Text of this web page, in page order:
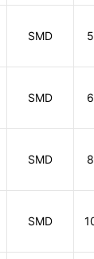
SMD
SMD
SMD
SMD